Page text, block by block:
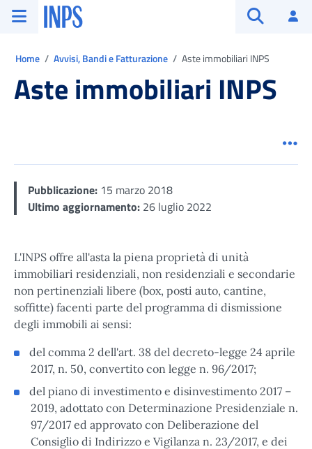
Vai al menu principale
Vai al contenuto principale
Vai al pie' di pagina
INPS ()
Home Avvisi, Bandi e Fatturazione Aste immobiliari INPS
Aste immobiliari INPS
Pubblicazione: 15 marzo 2018
Ultimo aggiornamento: 26 luglio 2022
L'INPS offre all'asta la piena proprietà di unità
immobiliari residenziali, non residenziali e secondarie
non pertinenziali libere (box, posti auto, cantine,
soffitte) facenti parte del programma di dismissione
degli immobili ai sensi:
del comma 2 dell'art. 38 del decreto-legge 24 aprile
2017, n. 50, convertito con legge n. 96/2017;
del piano di investimento e disinvestimento 2017 –
2019, adottato con Determinazione Presidenziale n.
97/2017 ed approvato con Deliberazione del
Consiglio di Indirizzo e Vigilanza n. 23/2017, e dei